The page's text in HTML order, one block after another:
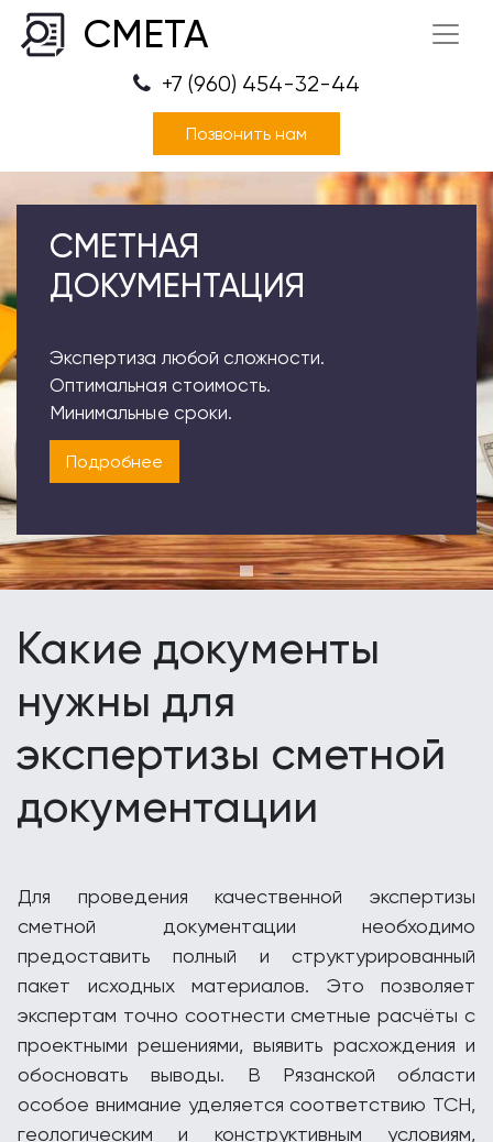
СМЕТА
+7 (960) 454-32-44
Позвонить нам
СМЕТНАЯ
ДОКУМЕНТАЦИЯ
Экспертиза любой сложности.
Оптимальная стоимость.
Минимальные сроки.
Подробнее
Какие документы
нужны для
экспертизы сметной
документации
Для проведения качественной экспертизы
сметной документации необходимо
предоставить полный и структурированный
пакет исходных материалов. Это позволяет
экспертам точно соотнести сметные расчёты с
проектными решениями, выявить расхождения и
обосновать выводы. В Рязанской области
особое внимание уделяется соответствию ТСН,
геологическим и конструктивным условиям,